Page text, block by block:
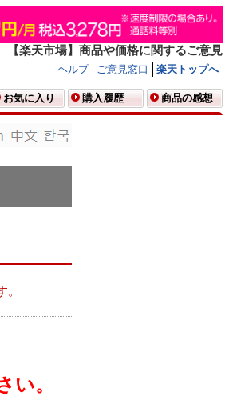
【楽天市場】商品や価格に関するご意見
ヘルプ ご意見窓口
楽天トップへ
お気に入り 購入履歴 商品の感想
い。